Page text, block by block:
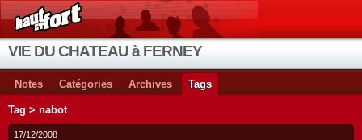
VIE DU CHATEAU à FERNEY
Notes Catégories Archives Tags
Tag > nabot
17/12/2008